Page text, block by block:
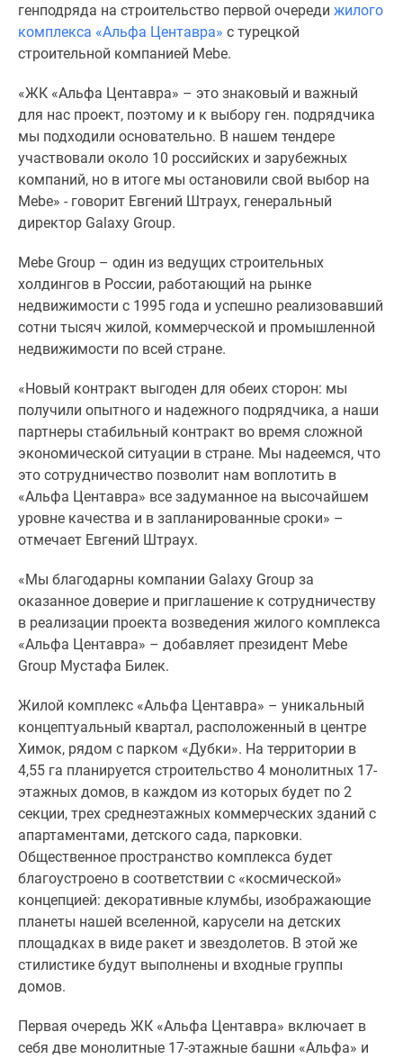
помещения
Продавцы
Панорамы
новостроек
Видеообзор
новостроек
Экспертиза
новостроек
Экология
Подмосковья
Студии
комнатные
комнатные
Ипотечный
Семейная
ипотека
Военная
ипотека
Банки
программы
Медиа
Новости
недвижимости
Мнение
эксперта
Аналитика
рынка
Покупателю
Экспертиза
новостроек
Эксперты
авторы
проекте
Контакты
генподряда на строительство первой очереди жилого
комплекса «Альфа Центавра» с турецкой
строительной компанией Mebe.
«ЖК «Альфа Центавра» – это знаковый и важный
для нас проект, поэтому и к выбору ген. подрядчика
мы подходили основательно. В нашем тендере
участвовали около 10 российских и зарубежных
компаний, но в итоге мы остановили свой выбор на
Mebe» - говорит Евгений Штраух, генеральный
директор Galaxy Group.
Mebe Group – один из ведущих строительных
холдингов в России, работающий на рынке
недвижимости с 1995 года и успешно реализовавший
сотни тысяч жилой, коммерческой и промышленной
недвижимости по всей стране.
«Новый контракт выгоден для обеих сторон: мы
получили опытного и надежного подрядчика, а наши
партнеры стабильный контракт во время сложной
экономической ситуации в стране. Мы надеемся, что
это сотрудничество позволит нам воплотить в
«Альфа Центавра» все задуманное на высочайшем
уровне качества и в запланированные сроки» –
отмечает Евгений Штраух.
«Мы благодарны компании Galaxy Group за
оказанное доверие и приглашение к сотрудничеству
в реализации проекта возведения жилого комплекса
«Альфа Центавра» – добавляет президент Mebe
Group Мустафа Билек.
Жилой комплекс «Альфа Центавра» – уникальный
концептуальный квартал, расположенный в центре
Химок, рядом с парком «Дубки». На территории в
4,55 га планируется строительство 4 монолитных 17-
этажных домов, в каждом из которых будет по 2
секции, трех среднеэтажных коммерческих зданий с
апартаментами, детского сада, парковки.
Общественное пространство комплекса будет
благоустроено в соответствии с «космической»
концепцией: декоративные клумбы, изображающие
планеты нашей вселенной, карусели на детских
площадках в виде ракет и звездолетов. В этой же
стилистике будут выполнены и входные группы
домов.
Первая очередь ЖК «Альфа Центавра» включает в
себя две монолитные 17-этажные башни «Альфа» и